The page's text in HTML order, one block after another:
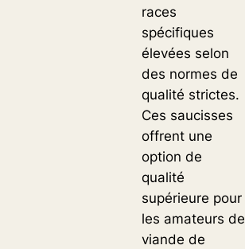
races
spécifiques
élevées selon
des normes de
qualité strictes.
Ces saucisses
offrent une
option de
qualité
supérieure pour
les amateurs de
viande de